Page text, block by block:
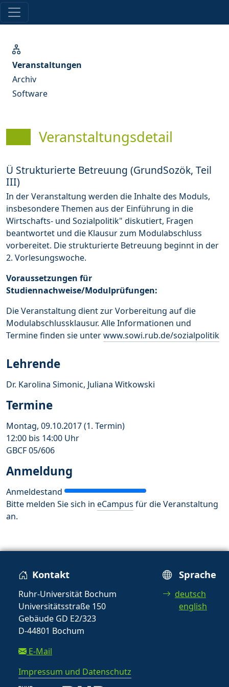
Veranstaltungen
Archiv
Software
Veranstaltungsdetail
Ü Strukturierte Betreuung (GrundSozök, Teil
III)
In der Veranstaltung werden die Inhalte des Moduls,
insbesondere Themen aus der Einführung in die
Wirtschafts- und Sozialpolitik" diskutiert, Fragen
beantwortet und die Klausur zum Modulabschluss
vorbereitet. Die strukturierte Betreuung beginnt in der
2. Vorlesungswoche.
Voraussetzungen für
Studiennachweise/Modulprüfungen:
Die Veranstaltung dient zur Vorbereitung auf die
Modulabschlussklausur. Alle Informationen und
Termine finden sie unterwww.sowi.rub.de/sozialpolitik
Lehrende
Dr. Karolina Simonic, Juliana Witkowski
Termine
Montag, 09.10.2017 (1. Termin)
12:00 bis 14:00 Uhr
GBCF 05/606
Anmeldung
Anmeldestand
Bitte melden Sie sich in eCampus für die Veranstaltung
an.
Kontakt
Ruhr-Universität Bochum
Universitätsstraße 150
Gebäude GD E2/323
D-44801 Bochum
E-Mail
Impressum und Datenschutz
Sprache
deutsch
english